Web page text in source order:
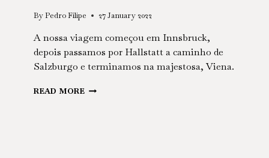
ByPedro Filipe 27 January 2022
A nossa viagem começou em Innsbruck,
depois passamos por Hallstatt a caminho de
Salzburgo e terminamos na majestosa, Viena.
READ MORE AUSTRIA